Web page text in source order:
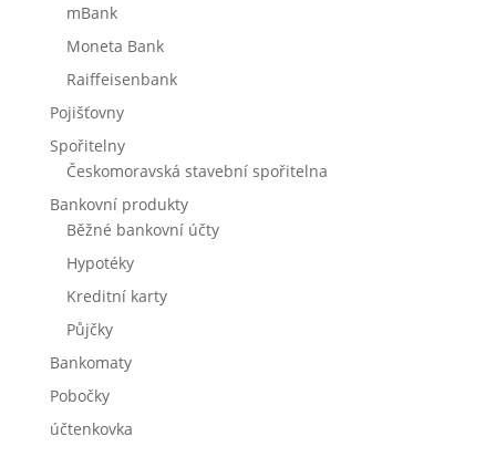
mBank
Moneta Bank
Raiffeisenbank
Pojišťovny
Spořitelny
Českomoravská stavební spořitelna
Bankovní produkty
Běžné bankovní účty
Hypotéky
Kreditní karty
Půjčky
Bankomaty
Pobočky
účtenkovka